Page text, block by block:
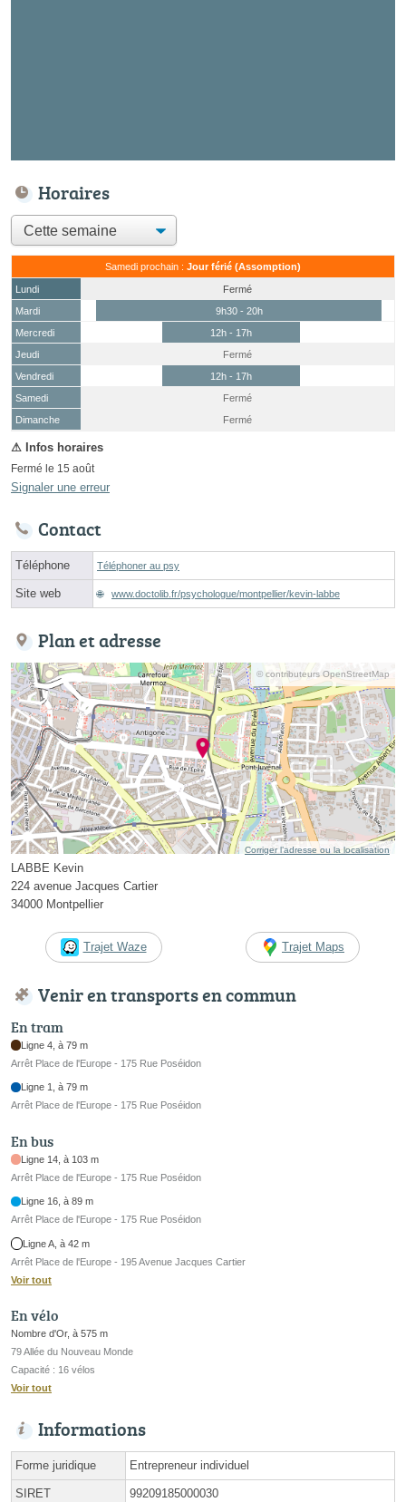
Horaires
Samedi prochain : Jour férié (Assomption)
Lundi
Fermé
Mardi
9h30 - 20h
Mercredi
12h - 17h
Jeudi
Fermé
Vendredi
12h - 17h
Samedi
(15 août)
Fermé
Dimanche
Fermé
Fermé le 15 août
Signaler une erreur
Contact
Téléphone Téléphoner au psy
Site web www.doctolib.fr/psychologue/montpellier/kevin-labbe
Plan et adresse
© contributeurs OpenStreetMap
Corriger l’adresse ou la localisation
LABBE Kevin
224 avenue Jacques Cartier
34000 Montpellier
Trajet Waze Trajet Maps
Venir en transports en commun
En tram
Ligne 4, à 79 m
Arrêt Place de l'Europe - 175 Rue Poséidon
Ligne 1, à 79 m
Arrêt Place de l'Europe - 175 Rue Poséidon
En bus
Ligne 14, à 103 m
Arrêt Place de l'Europe - 175 Rue Poséidon
Ligne 16, à 89 m
Arrêt Place de l'Europe - 175 Rue Poséidon
Ligne A, à 42 m
Arrêt Place de l'Europe - 195 Avenue Jacques Cartier
Voir tout
En vélo
Nombre d'Or, à 575 m
79 Allée du Nouveau Monde
Capacité : 16 vélos
Voir tout
Informations
Forme juridique Entrepreneur individuel
SIRET 99209185000030